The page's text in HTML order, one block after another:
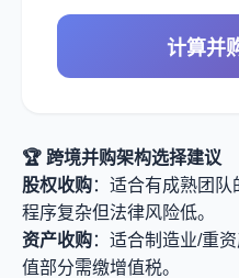
计算并
🏆 跨境并购架构选择建议
股权收购：适合有成熟团队
程序复杂但法律风险低。
资产收购：适合制造业/重
值部分需缴增值税。